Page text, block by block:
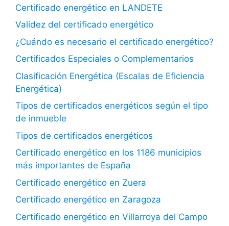
Certificado energético en LANDETE
Validez del certificado energético
¿Cuándo es necesario el certificado energético?
Certificados Especiales o Complementarios
Clasificación Energética (Escalas de Eficiencia
Energética)
Tipos de certificados energéticos según el tipo
de inmueble
Tipos de certificados energéticos
Certificado energético en los 1186 municipios
más importantes de España
Certificado energético en Zuera
Certificado energético en Zaragoza
Certificado energético en Villarroya del Campo